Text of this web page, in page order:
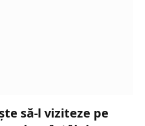
să-l viziteze pe